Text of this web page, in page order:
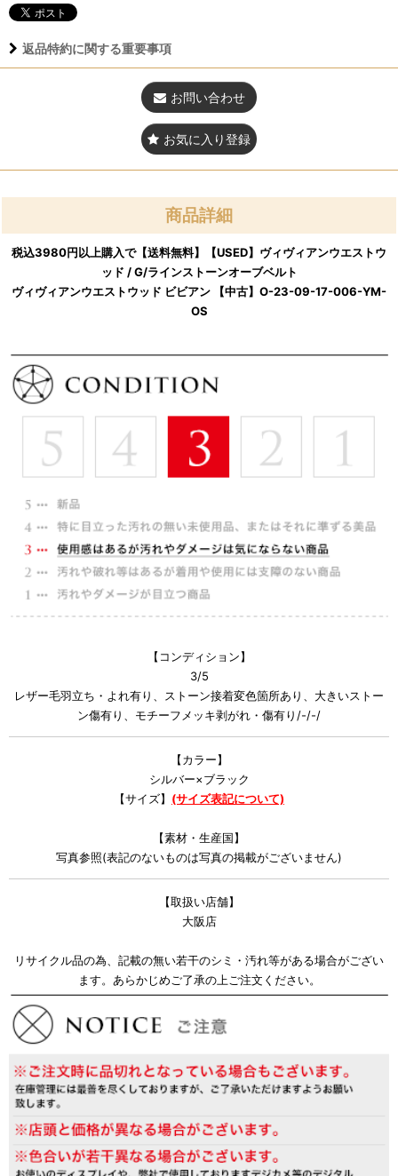
返品特約に関する重要事項
お問い合わせ
お気に入り登録
商品詳細
税込3980円以上購入で【送料無料】【USED】ヴィヴィアンウエストウ
ッド / G/ラインストーンオーブベルト
ヴィヴィアンウエストウッド ビビアン 【中古】O-23-09-17-006-YM-
OS
【コンディション】
3/5
レザー毛羽立ち・よれ有り、ストーン接着変色箇所あり、大きいストー
ン傷有り、モチーフメッキ剥がれ・傷有り/-/-/
【カラー】
シルバー×ブラック
【サイズ】 (サイズ表記について)
【素材・生産国】
写真参照(表記のないものは写真の掲載がございません)
【取扱い店舗】
大阪店
リサイクル品の為、記載の無い若干のシミ・汚れ等がある場合がござい
ます。あらかじめご了承の上ご注文ください。